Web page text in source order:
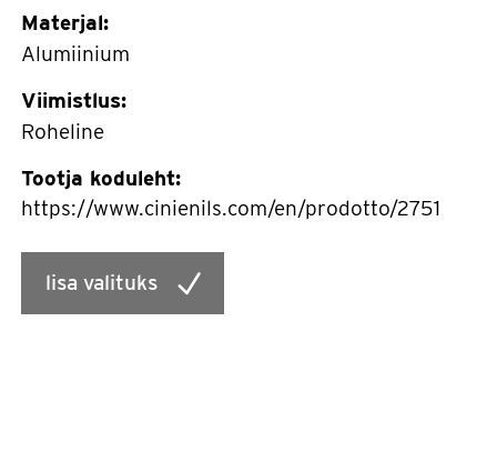
Materjal:
Alumiinium
Viimistlus:
Roheline
Tootja koduleht:
https://www.cinienils.com/en/prodotto/2751
lisa valituks